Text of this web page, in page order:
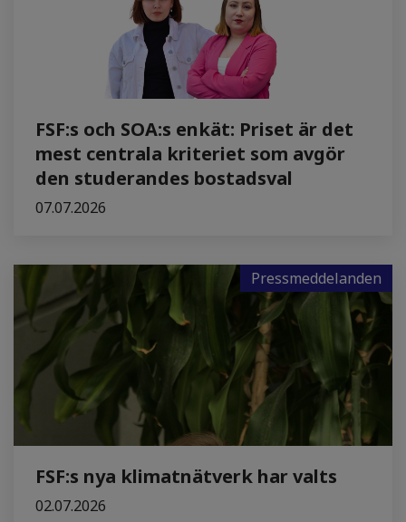
FSF:s och SOA:s enkät: Priset är det
mest centrala kriteriet som avgör
den studerandes bostadsval
07.07.2026
Pressmeddelanden
FSF:s nya klimatnätverk har valts
02.07.2026